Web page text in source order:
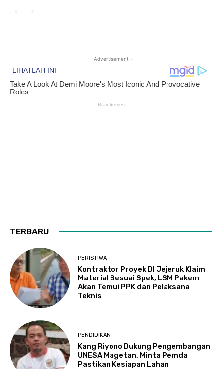
- Advertisement -
TERBARU
PERISTIWA
Kontraktor Proyek DI Jejeruk Klaim
Material Sesuai Spek, LSM Pakem
Akan Temui PPK dan Pelaksana
Teknis
PENDIDIKAN
Kang Riyono Dukung Pengembangan
UNESA Magetan, Minta Pemda
Pastikan Kesiapan Lahan